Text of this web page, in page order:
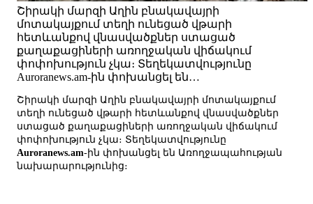
Շիրակի մարզի Աղին բնակավայրի
մոտակայքում տեղի ունեցած վթարի
հետևանքով վնասվածքներ ստացած
քաղաքացիների առողջական վիճակում
փոփոխություն չկա։ Տեղեկատվությունը
Auroranews.am-ին փոխանցել են…
Շիրակի մարզի Աղին բնակավայրի մոտակայքում
տեղի ունեցած վթարի հետևանքով վնասվածքներ
ստացած քաղաքացիների առողջական վիճակում
փոփոխություն չկա։ Տեղեկատվությունը
Auroranews.am-ին փոխանցել են Առողջապահության
նախարարությունից։